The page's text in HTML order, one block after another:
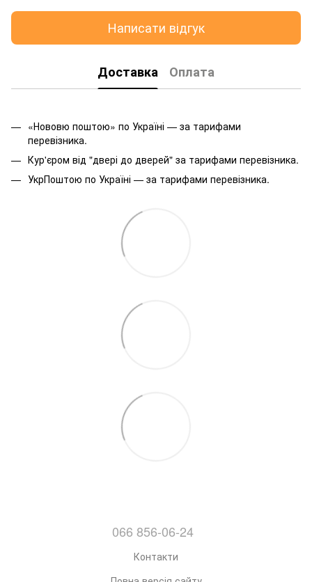
Написати відгук
Доставка Оплата
«Нововю поштою» по Україні — за тарифами
перевізника.
Кур'єром від "двері до дверей" за тарифами перевізника.
УкрПоштою по Україні — за тарифами перевізника.
066 856-06-24
Контакти